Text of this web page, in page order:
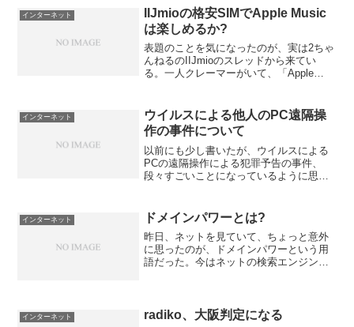
インターネット
IIJmioの格安SIMでApple Music
は楽しめるか?
表題のことを気になったのが、実は2ちゃ
んねるのIIJmioのスレッドから来てい
る。一人クレーマーがいて、「Apple
たので、気になったのである。具体的
に...
インターネット
ウイルスによる他人のPC遠隔操
作の事件について
以前にも少し書いたが、ウイルスによる
PCの遠隔操作による犯罪予告の事件、
段々すごいことになっているように思
うなるのか気になるところがある。ちょ
うど今月からダウンロード違...
インターネット ドメインパワーとは?
昨日、ネットを見ていて、ちょっと意外
に思ったのが、ドメインパワーという用
語だった。今はネットの検索エンジンと
ことがある。...
インターネット radiko、大阪判定になる